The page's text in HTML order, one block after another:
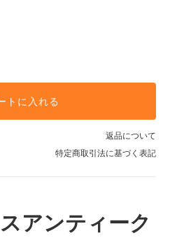
トに入れる
返品について
特定商取引法に基づく表記
アンティーク